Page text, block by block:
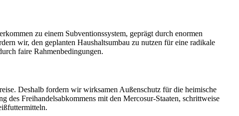
zu einem Subventionssystem, geprägt durch enormen
wir, den geplanten Haushaltsumbau zu nutzen für eine radikale
faire Rahmenbedingungen.
Deshalb fordern wir wirksamen Außenschutz für die heimische
Freihandelsabkommens mit den Mercosur-Staaten, schrittweise